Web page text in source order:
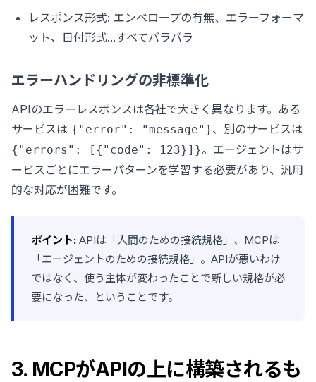
レスポンス形式: エンベロープの有無、エラーフォーマ
ット、日付形式...すべてバラバラ
エラーハンドリングの非標準化
APIのエラーレスポンスは各社で大きく異なります。ある
サービスは {"error": "message"}、別のサービスは
{"errors": [{"code": 123}]}。エージェントはサ
ービスごとにエラーパターンを学習する必要があり、汎用
的な対応が困難です。
ポイント: APIは「人間のための接続規格」、MCPは
「エージェントのための接続規格」。APIが悪いわけ
ではなく、使う主体が変わったことで新しい規格が必
要になった、ということです。
3. MCPがAPIの上に構築されるも